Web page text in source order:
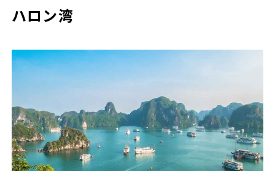
ハロン湾